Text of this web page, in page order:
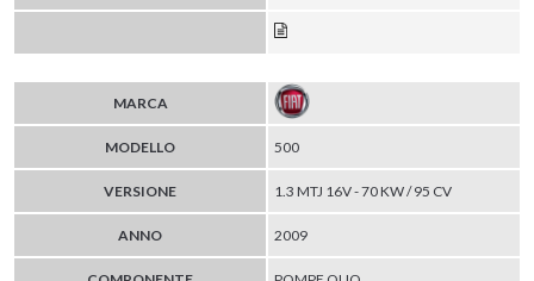
MARCA
MODELLO 500
VERSIONE 1.3 MTJ 16V - 70 KW / 95 CV
ANNO 2009